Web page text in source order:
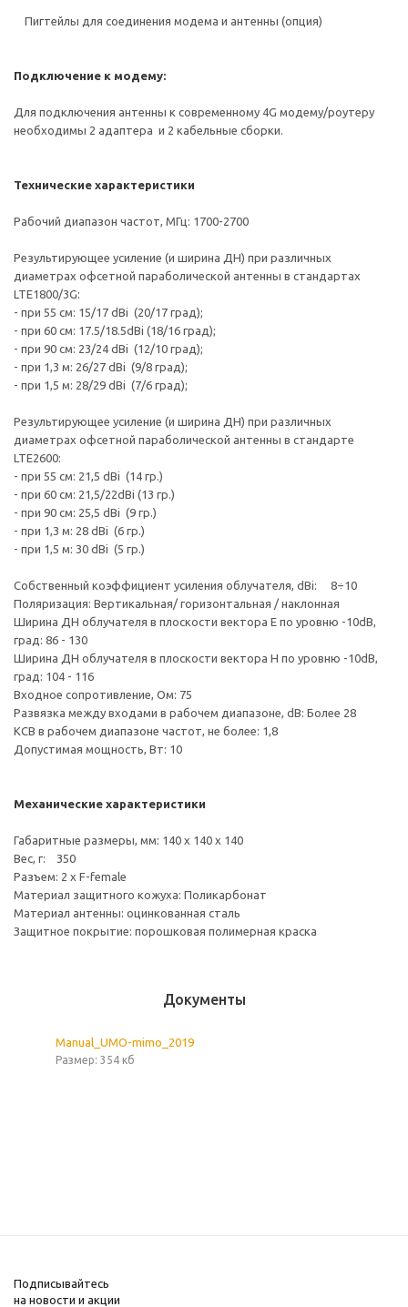
Пигтейлы для соединения модема и антенны (опция)
Подключение к модему:
Для подключения антенны к современному 4G модему/роутеру
необходимы 2 адаптера и 2 кабельные сборки.
Технические характеристики
Рабочий диапазон частот, МГц: 1700-2700
Результирующее усиление (и ширина ДН) при различных
диаметрах офсетной параболической антенны в стандартах
LTE1800/3G:
- при 55 cм: 15/17 dBi (20/17 град);
- при 60 cм: 17.5/18.5dBi (18/16 град);
- при 90 cм: 23/24 dBi (12/10 град);
- при 1,3 м: 26/27 dBi (9/8 град);
- при 1,5 м: 28/29 dBi (7/6 град);
Результирующее усиление (и ширина ДН) при различных
диаметрах офсетной параболической антенны в стандарте
LTE2600:
- при 55 см: 21,5 dBi (14 гр.)
- при 60 см: 21,5/22dBi (13 гр.)
- при 90 см: 25,5 dBi (9 гр.)
- при 1,3 м: 28 dBi (6 гр.)
- при 1,5 м: 30 dBi (5 гр.)
Собственный коэффициент усиления облучателя, dBi: 8÷10
Поляризация: Вертикальная/ горизонтальная / наклонная
Ширина ДН облучателя в плоскости вектора Е по уровню -10dB,
град: 86 - 130
Ширина ДН облучателя в плоскости вектора Н по уровню -10dB,
град: 104 - 116
Входное сопротивление, Ом: 75
Развязка между входами в рабочем диапазоне, dB: Более 28
КСВ в рабочем диапазоне частот, не более: 1,8
Допустимая мощность, Вт: 10
Механические характеристики
Габаритные размеры, мм: 140 х 140 х 140
Вес, г: 350
Разъем: 2 х F-female
Материал защитного кожуха: Поликарбонат
Материал антенны: оцинкованная сталь
Защитное покрытие: порошковая полимерная краска
Документы
Manual_UMO-mimo_2019
Размер: 354 кб
Подписывайтесь
на новости и акции